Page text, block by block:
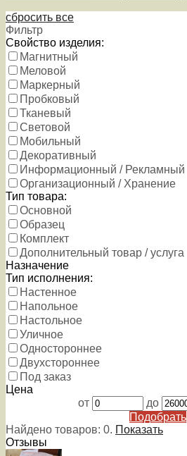
сбросить все
Фильтр
Свойство изделия:
Магнитный
Меловой
Маркерный
Пробковый
Тканевый
Световой
Мобильный
Декоративный
Информационный / Рекламный
Организационный / Хранение
Тип товара:
Основной
Образец
Комплект
Дополнительный товар / услуга
Назначение
Тип исполнения:
Настенное
Напольное
Настольное
Уличное
Одностороннее
Двухстороннее
Под заказ
Цена
от
до
Подобрать
Найдено товаров: 0. Показать
Отзывы